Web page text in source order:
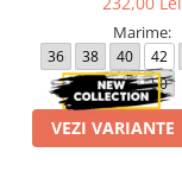
Marime:
36 38 40 42
48
50
VEZI VARIANTE